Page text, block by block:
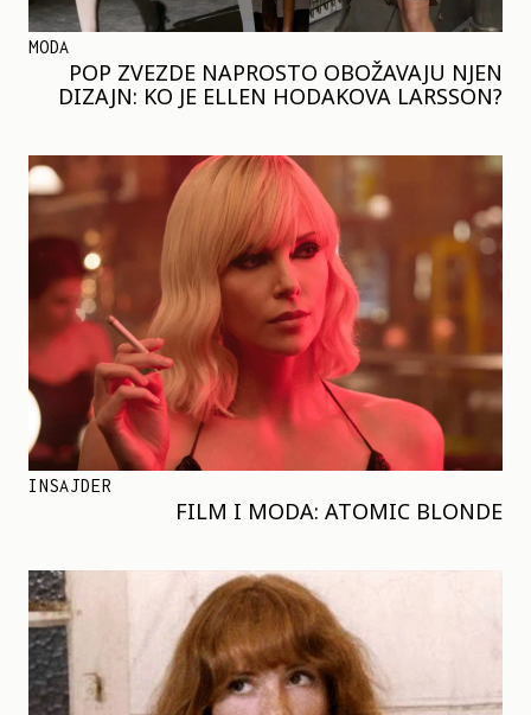
MODA
POP ZVEZDE NAPROSTO OBOŽAVAJU NJEN
DIZAJN: KO JE ELLEN HODAKOVA LARSSON?
INSAJDER
FILM I MODA: ATOMIC BLONDE